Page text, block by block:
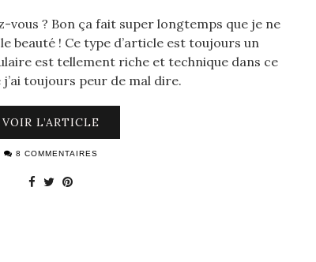
vous ? Bon ça fait super longtemps que je ne
beauté ! Ce type d’article est toujours un
est tellement riche et technique dans ce
j’ai toujours peur de mal dire.
VOIR L’ARTICLE
8 COMMENTAIRES